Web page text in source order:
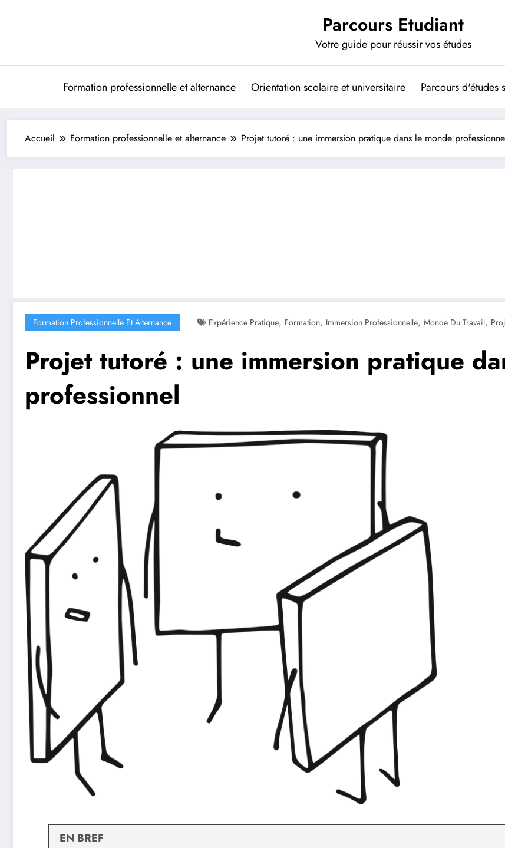
Parcours Etudiant
Votre guide pour réussir vos études
Formation professionnelle et alternance Orientation scolaire et universitaire Parcours d'études
Accueil Formation professionnelle et alternance Projet tutoré : une immersion pratique dans le monde
Formation Professionnelle Et Alternance Expérience Pratique, Formation, Immersion Professionnelle, Monde Du Travail,
Projet tutoré : une immersion pratique
professionnel
EN BREF